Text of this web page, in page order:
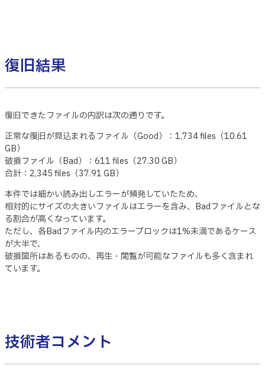
復旧結果
復旧できたファイルの内訳は次の通りです。
正常な復旧が見込まれるファイル（Good）：1,734 files（10.61
GB）
破損ファイル（Bad）：611 files（27.30 GB）
合計：2,345 files（37.91 GB）
本件では細かい読み出しエラーが頻発していたため、
相対的にサイズの大きいファイルはエラーを含み、Badファイルとな
る割合が高くなっています。
ただし、各Badファイル内のエラーブロックは1%未満であるケース
が大半で、
破損箇所はあるものの、再生・閲覧が可能なファイルも多く含まれ
ています。
技術者コメント